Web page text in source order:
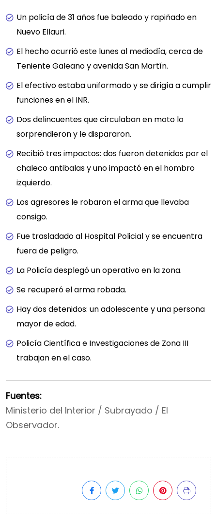
Un policía de 31 años fue baleado y rapiñado en
Nuevo Ellauri.
El hecho ocurrió este lunes al mediodía, cerca de
Teniente Galeano y avenida San Martín.
El efectivo estaba uniformado y se dirigía a cumplir
funciones en el INR.
Dos delincuentes que circulaban en moto lo
sorprendieron y le dispararon.
Recibió tres impactos: dos fueron detenidos por el
chaleco antibalas y uno impactó en el hombro
izquierdo.
Los agresores le robaron el arma que llevaba
consigo.
Fue trasladado al Hospital Policial y se encuentra
fuera de peligro.
La Policía desplegó un operativo en la zona.
Se recuperó el arma robada.
Hay dos detenidos: un adolescente y una persona
mayor de edad.
Policía Científica e Investigaciones de Zona III
trabajan en el caso.
Fuentes:
Ministerio del Interior / Subrayado / El
Observador.